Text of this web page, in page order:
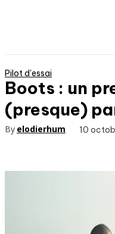
Pilot d'essai
Boots : un
(presque)
By elodierhum 10